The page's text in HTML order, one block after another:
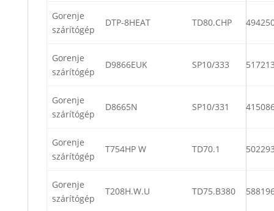
Gorenje
szárítógép
DTP-8HEAT TD80.CHP
Gorenje
szárítógép
D9866EUK SP10/333
Gorenje
szárítógép
D8665N SP10/331
Gorenje
szárítógép
T754HP W TD70.1
Gorenje
szárítógép
T208H.W.U TD75.B380